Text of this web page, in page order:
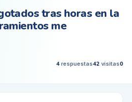
tras horas en la
me
4 respuestas42 visitas0